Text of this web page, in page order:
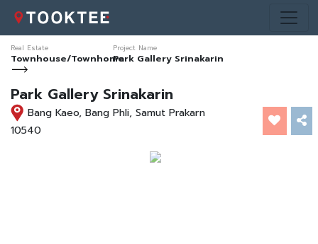
Real Estate
Townhouse/Townhome
Project Name
Park Gallery Srinakarin
Park Gallery Srinakarin
Bang Kaeo, Bang Phli, Samut Prakarn
10540